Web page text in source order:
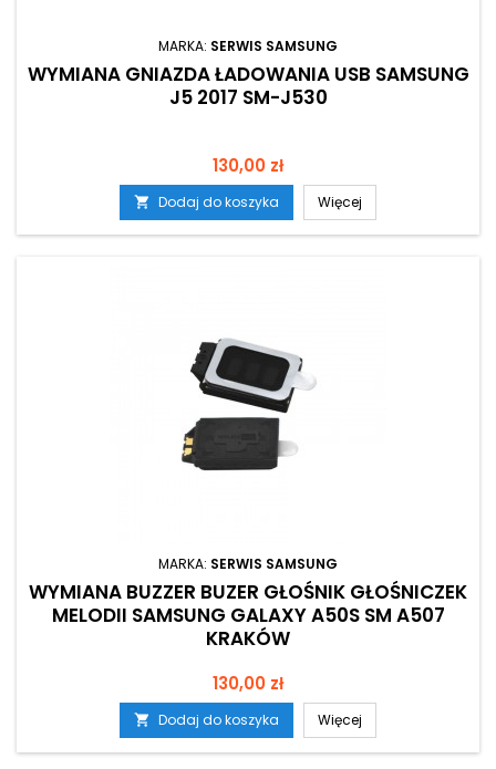
MARKA: SERWIS SAMSUNG
WYMIANA GNIAZDA ŁADOWANIA USB SAMSUNG
J5 2017 SM-J530
Cena
130,00 zł
 Dodaj do koszyka Więcej
MARKA: SERWIS SAMSUNG
WYMIANA BUZZER BUZER GŁOŚNIK GŁOŚNICZEK
MELODII SAMSUNG GALAXY A50S SM A507
KRAKÓW
Cena
130,00 zł
 Dodaj do koszyka Więcej